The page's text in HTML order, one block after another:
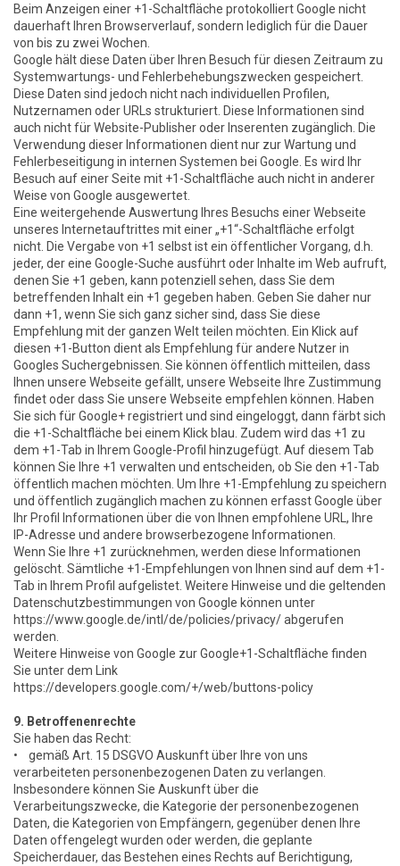
Beim Anzeigen einer +1-Schaltfläche protokolliert Google nicht
dauerhaft Ihren Browserverlauf, sondern lediglich für die Dauer
von bis zu zwei Wochen.
Google hält diese Daten über Ihren Besuch für diesen Zeitraum zu
Systemwartungs- und Fehlerbehebungszwecken gespeichert.
Diese Daten sind jedoch nicht nach individuellen Profilen,
Nutzernamen oder URLs strukturiert. Diese Informationen sind
auch nicht für Website-Publisher oder Inserenten zugänglich. Die
Verwendung dieser Informationen dient nur zur Wartung und
Fehlerbeseitigung in internen Systemen bei Google. Es wird Ihr
Besuch auf einer Seite mit +1-Schaltfläche auch nicht in anderer
Weise von Google ausgewertet.
Eine weitergehende Auswertung Ihres Besuchs einer Webseite
unseres Internetauftrittes mit einer „+1“-Schaltfläche erfolgt
nicht. Die Vergabe von +1 selbst ist ein öffentlicher Vorgang, d.h.
jeder, der eine Google-Suche ausführt oder Inhalte im Web aufruft,
denen Sie +1 geben, kann potenziell sehen, dass Sie dem
betreffenden Inhalt ein +1 gegeben haben. Geben Sie daher nur
dann +1, wenn Sie sich ganz sicher sind, dass Sie diese
Empfehlung mit der ganzen Welt teilen möchten. Ein Klick auf
diesen +1-Button dient als Empfehlung für andere Nutzer in
Googles Suchergebnissen. Sie können öffentlich mitteilen, dass
Ihnen unsere Webseite gefällt, unsere Webseite Ihre Zustimmung
findet oder dass Sie unsere Webseite empfehlen können. Haben
Sie sich für Google+ registriert und sind eingeloggt, dann färbt sich
die +1-Schaltfläche bei einem Klick blau. Zudem wird das +1 zu
dem +1-Tab in Ihrem Google-Profil hinzugefügt. Auf diesem Tab
können Sie Ihre +1 verwalten und entscheiden, ob Sie den +1-Tab
öffentlich machen möchten. Um Ihre +1-Empfehlung zu speichern
und öffentlich zugänglich machen zu können erfasst Google über
Ihr Profil Informationen über die von Ihnen empfohlene URL, Ihre
IP-Adresse und andere browserbezogene Informationen.
Wenn Sie Ihre +1 zurücknehmen, werden diese Informationen
gelöscht. Sämtliche +1-Empfehlungen von Ihnen sind auf dem +1-
Tab in Ihrem Profil aufgelistet. Weitere Hinweise und die geltenden
Datenschutzbestimmungen von Google können unter
https://www.google.de/intl/de/policies/privacy/ abgerufen
werden.
Weitere Hinweise von Google zur Google+1-Schaltfläche finden
Sie unter dem Link
https://developers.google.com/+/web/buttons-policy
9. Betroffenenrechte
Sie haben das Recht:
• gemäß Art. 15 DSGVO Auskunft über Ihre von uns
verarbeiteten personenbezogenen Daten zu verlangen.
Insbesondere können Sie Auskunft über die
Verarbeitungszwecke, die Kategorie der personenbezogenen
Daten, die Kategorien von Empfängern, gegenüber denen Ihre
Daten offengelegt wurden oder werden, die geplante
Speicherdauer, das Bestehen eines Rechts auf Berichtigung,